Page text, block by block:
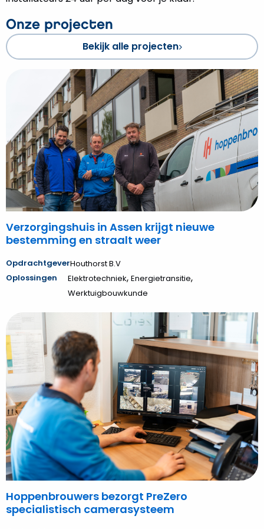
Onze projecten
Bekijk alle projecten
Verzorgingshuis
Assen
krijgt
nieuwe
bestemming
en
straalt
weer
Verzorgingshuis in Assen krijgt nieuwe
bestemming en straalt weer
OpdrachtgeverHouthorst B.V
Oplossingen
Elektrotechniek, Energietransitie,
Werktuigbouwkunde
Hoppenbrouwers
bezorgt
PreZero
specialistisch
camerasysteem
Hoppenbrouwers bezorgt PreZero
specialistisch camerasysteem